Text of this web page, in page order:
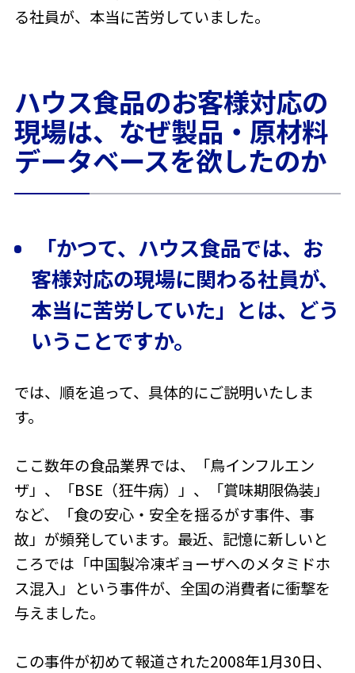
る社員が、本当に苦労していました。
ハウス食品のお客様対応の
現場は、なぜ製品・原材料
データベースを欲したのか
「かつて、ハウス食品では、お
客様対応の現場に関わる社員が、
本当に苦労していた」とは、どう
いうことですか。
では、順を追って、具体的にご説明いたしま
す。
ここ数年の食品業界では、「鳥インフルエン
ザ」、「BSE（狂牛病）」、「賞味期限偽装」
など、「食の安心・安全を揺るがす事件、事
故」が頻発しています。最近、記憶に新しいと
ころでは「中国製冷凍ギョーザへのメタミドホ
ス混入」という事件が、全国の消費者に衝撃を
与えました。
この事件が初めて報道された2008年1月30日、